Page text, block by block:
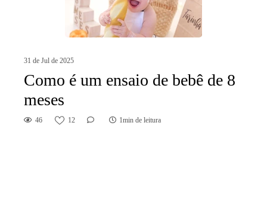
31 de Jul de 2025
Como é um ensaio de bebê de 8
meses
46 12 1min de leitura